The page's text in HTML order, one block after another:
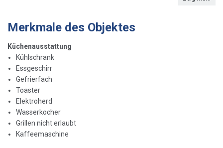
Merkmale des Objektes
Küchenausstattung
Kühlschrank
Essgeschirr
Gefrierfach
Toaster
Elektroherd
Wasserkocher
Grillen nicht erlaubt
Kaffeemaschine